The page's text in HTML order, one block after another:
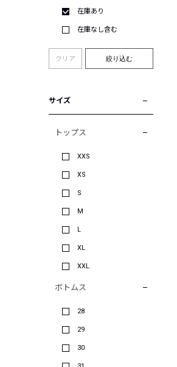
在庫あり
在庫なし含む
クリア 絞り込む
サイズ
トップス
XXS
XS
S
M
L
XL
XXL
ボトムス
28
29
30